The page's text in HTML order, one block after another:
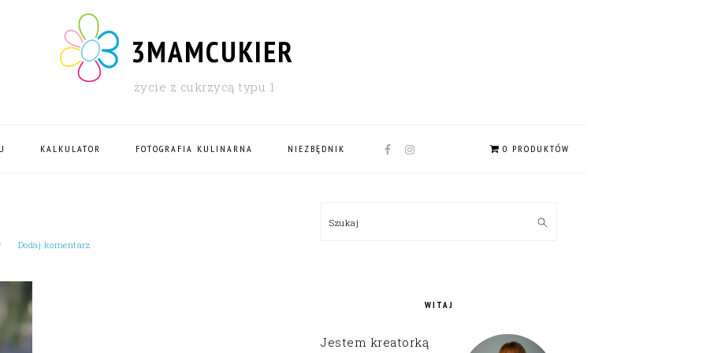
3MAMCUKIER
życie z cukrzycą typu 1
KALKULATOR FOTOGRAFIA KULINARNA NIEZBĘDNIK
NAV
0 PRODUKTÓW
Dodaj komentarz
SIDEBAR
Szukaj
WITAJ
Jestem kreatorką